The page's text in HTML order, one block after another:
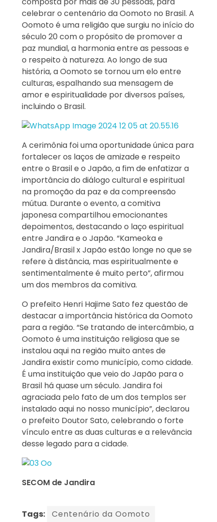
celebrar o centenário da Oomoto no Brasil. A
Oomoto é uma religião que surgiu no início do
século 20 com o propósito de promover a
paz mundial, a harmonia entre as pessoas e
o respeito à natureza. Ao longo de sua
história, a Oomoto se tornou um elo entre
culturas, espalhando sua mensagem de
amor e espiritualidade por diversos países,
incluindo o Brasil.
A cerimônia foi uma oportunidade única para
fortalecer os laços de amizade e respeito
entre o Brasil e o Japão, a fim de enfatizar a
importância do diálogo cultural e espiritual
na promoção da paz e da compreensão
mútua. Durante o evento, a comitiva
japonesa compartilhou emocionantes
depoimentos, destacando o laço espiritual
entre Jandira e o Japão. “Kameoka e
Jandira/Brasil x Japão estão longe no que se
refere à distância, mas espiritualmente e
sentimentalmente é muito perto”, afirmou
um dos membros da comitiva.
O prefeito Henri Hajime Sato fez questão de
destacar a importância histórica da Oomoto
para a região. “Se tratando de intercâmbio, a
Oomoto é uma instituição religiosa que se
instalou aqui na região muito antes de
Jandira existir como município, como cidade.
É uma instituição que veio do Japão para o
Brasil há quase um século. Jandira foi
agraciada pelo fato de um dos templos ser
instalado aqui no nosso município”, declarou
o prefeito Doutor Sato, celebrando o forte
vínculo entre as duas culturas e a relevância
desse legado para a cidade.
SECOM de Jandira
Tags: Centenário da Oomoto